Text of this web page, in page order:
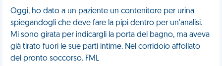
Oggi, ho dato a un paziente un contenitore per urina
spiegandogli che deve fare la pipì dentro per un'analisi.
Mi sono girata per indicargli la porta del bagno, ma aveva
già tirato fuori le sue parti intime. Nel corridoio affollato
del pronto soccorso. FML